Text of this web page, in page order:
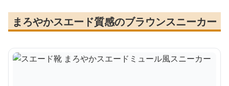
まろやかスエード質感のブラウンスニーカー